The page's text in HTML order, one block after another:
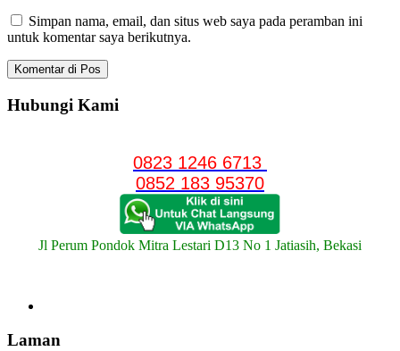
Simpan nama, email, dan situs web saya pada peramban ini
untuk komentar saya berikutnya.
Hubungi Kami
0823 1246 6713
0852 183 95370
Jl Perum Pondok Mitra Lestari D13 No 1 Jatiasih, Bekasi
Laman